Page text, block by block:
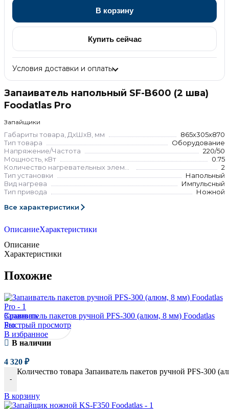
Запаиватель напольный SF-B600 (2 шва)
Foodatlas Pro
Запайщики
Габариты товара, ДхШхВ, мм
865х305х870
Тип товара
Оборудование
Напряжение/Частота
220/50
Мощность, кВт
0.75
2
Тип установки
Напольный
Вид нагрева
Импульсный
Тип привода
Ножной
Все характеристики
В корзину
Купить сейчас
Условия доставки и оплаты
ОписаниеХарактеристики
Описание
Характеристики
Похожие
Сравнить
Быстрый просмотр
В избранное
Запаиватель пакетов ручной PFS-300 (алюм, 8 мм) Foodatlas
Pro
В наличии
4 320 ₽
-
Количество товара Запаиватель пакетов ручной PFS-300
В корзину